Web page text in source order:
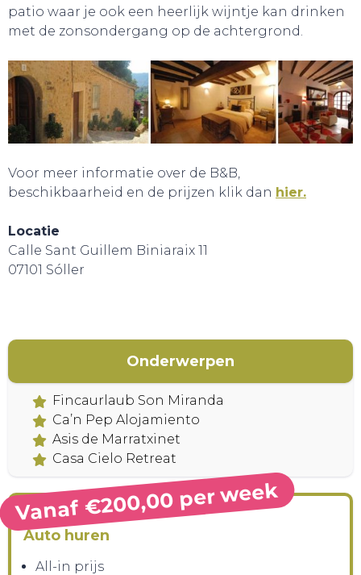
CONTACT
patio waar je ook een heerlijk wijntje kan drinken
met de zonsondergang op de achtergrond.
Voor meer informatie over de B&B,
beschikbaarheid en de prijzen klik dan hier.
Locatie
Calle Sant Guillem Biniaraix 11
07101 Sóller
Onderwerpen
Fincaurlaub Son Miranda
Ca’n Pep Alojamiento
Asis de Marratxinet
Casa Cielo Retreat
Vanaf €200,00 per week
Auto huren
All-in prijs